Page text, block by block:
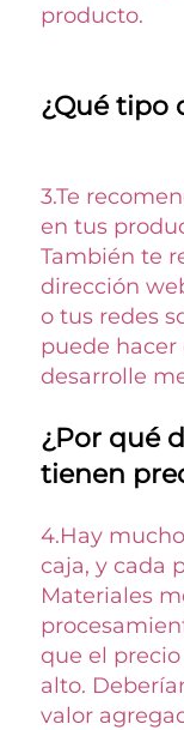
producto.
¿Qué tipo
3.Te
en tus
También te
dirección
o tus redes
puede hacer
desarrolle
¿Por qué
tienen
4.Hay
caja, y cada
Materiales
que el
alto.
valor